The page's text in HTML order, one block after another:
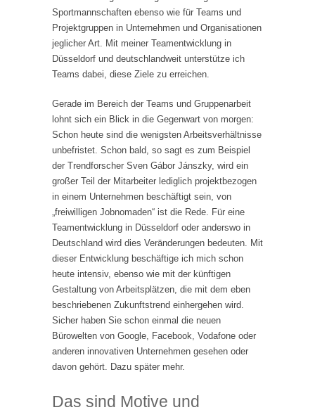
Sportmannschaften ebenso wie für Teams und
Projektgruppen in Unternehmen und Organisationen
jeglicher Art. Mit meiner Teamentwicklung in
Düsseldorf und deutschlandweit unterstütze ich
Teams dabei, diese Ziele zu erreichen.
Gerade im Bereich der Teams und Gruppenarbeit
lohnt sich ein Blick in die Gegenwart von morgen:
Schon heute sind die wenigsten Arbeitsverhältnisse
unbefristet. Schon bald, so sagt es zum Beispiel
der Trendforscher Sven Gábor Jánszky, wird ein
großer Teil der Mitarbeiter lediglich projektbezogen
in einem Unternehmen beschäftigt sein, von
„freiwilligen Jobnomaden“ ist die Rede. Für eine
Teamentwicklung in Düsseldorf oder anderswo in
Deutschland wird dies Veränderungen bedeuten. Mit
dieser Entwicklung beschäftige ich mich schon
heute intensiv, ebenso wie mit der künftigen
Gestaltung von Arbeitsplätzen, die mit dem eben
beschriebenen Zukunftstrend einhergehen wird.
Sicher haben Sie schon einmal die neuen
Bürowelten von Google, Facebook, Vodafone oder
anderen innovativen Unternehmen gesehen oder
davon gehört. Dazu später mehr.
Das sind Motive und